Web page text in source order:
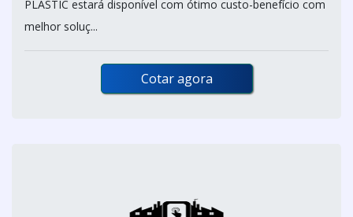
PLASTIC estará disponível com ótimo custo-benefício com
melhor soluç...
Cotar agora